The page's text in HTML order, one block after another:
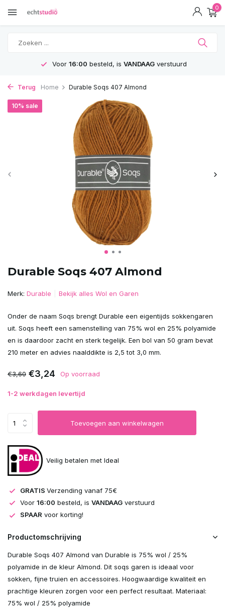
0
Voor 16:00 besteld, is VANDAAGverstuurd
Terug Home Durable Soqs 407 Almond
Durable Soqs 407 Almond
10% sale
Merk: Durable Bekijk alles Wol en Garen
Onder de naam Soqs brengt Durable een eigentijds sokkengaren
uit. Soqs heeft een samenstelling van 75% wol en 25% polyamide
en is daardoor zacht en sterk tegelijk. Een bol van 50 gram bevat
210 meter en advies naalddikte is 2,5 tot 3,0 mm.
€3,60 €3,24 Op voorraad
1-2 werkdagen levertijd
Toevoegen aan winkelwagen
Veilig betalen met Ideal
GRATIS Verzending vanaf 75€
Voor 16:00 besteld, is VANDAAG verstuurd
SPAAR voor korting!
Productomschrijving
Durable Soqs 407 Almond van Durable is 75% wol / 25%
polyamide in de kleur Almond. Dit soqs garen is ideaal voor
sokken, fijne truien en accessoires. Hoogwaardige kwaliteit en
prachtige kleuren zorgen voor een perfect resultaat. Materiaal:
75% wol / 25% polyamide